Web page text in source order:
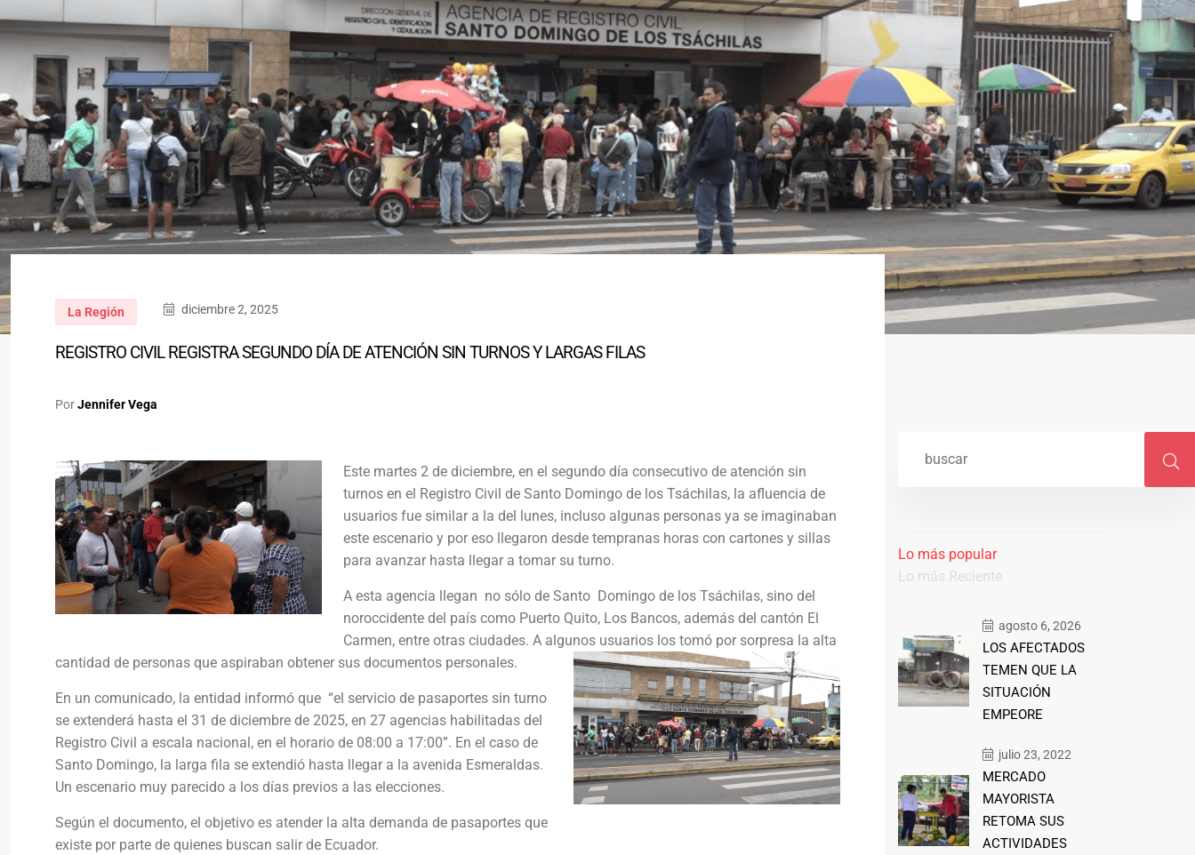
La Región diciembre 2, 2025
REGISTRO CIVIL REGISTRA SEGUNDO DÍA DE ATENCIÓN SIN TURNOS Y LARGAS FILAS
PorJennifer Vega
Este martes 2 de diciembre, en el segundo día consecutivo de atención sin
turnos en el Registro Civil de Santo Domingo de los Tsáchilas, la afluencia de
usuarios fue similar a la del lunes, incluso algunas personas ya se imaginaban
este escenario y por eso llegaron desde tempranas horas con cartones y sillas
para avanzar hasta llegar a tomar su turno.
A esta agencia llegan no sólo de Santo Domingo de los Tsáchilas, sino del
noroccidente del país como Puerto Quito, Los Bancos, además del cantón El
Carmen, entre otras ciudades. A algunos usuarios los tomó por sorpresa la alta
cantidad de personas que aspiraban obtener sus documentos personales.
En un comunicado, la entidad informó que “el servicio de pasaportes sin turno
se extenderá hasta el 31 de diciembre de 2025, en 27 agencias habilitadas del
Registro Civil a escala nacional, en el horario de 08:00 a 17:00”. En el caso de
Santo Domingo, la larga fila se extendió hasta llegar a la avenida Esmeraldas.
Un escenario muy parecido a los días previos a las elecciones.
Según el documento, el objetivo es atender la alta demanda de pasaportes que
existe por parte de quienes buscan salir de Ecuador.
Lo más popular
Lo más Reciente
agosto 6, 2026
LOS AFECTADOS
TEMEN QUE LA
SITUACIÓN
EMPEORE
julio 23, 2022
MERCADO
MAYORISTA
RETOMA SUS
ACTIVIDADES